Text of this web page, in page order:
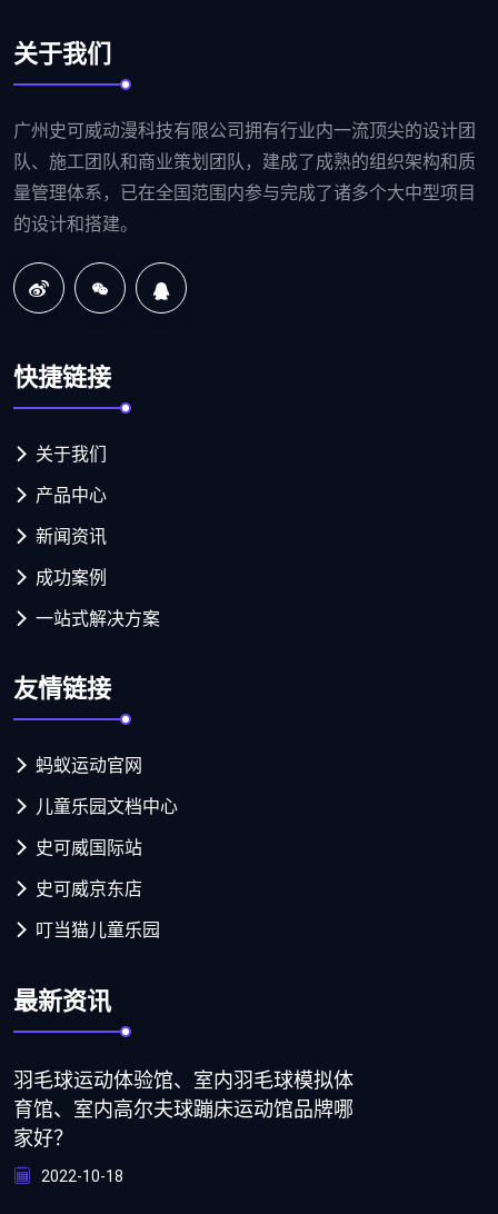
关于我们
广州史可威动漫科技有限公司拥有行业内一流顶尖的设计团
队、施工团队和商业策划团队，建成了成熟的组织架构和质
量管理体系，已在全国范围内参与完成了诸多个大中型项目
的设计和搭建。
快捷链接
关于我们
产品中心
新闻资讯
成功案例
一站式解决方案
友情链接
蚂蚁运动官网
儿童乐园文档中心
史可威国际站
史可威京东店
叮当猫儿童乐园
最新资讯
羽毛球运动体验馆、室内羽毛球模拟体
育馆、室内高尔夫球蹦床运动馆品牌哪
家好？
2022-10-18